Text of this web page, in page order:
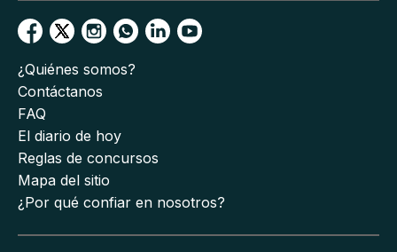
¿Quiénes somos?
Contáctanos
FAQ
El diario de hoy
Reglas de concursos
Mapa del sitio
¿Por qué confiar en nosotros?